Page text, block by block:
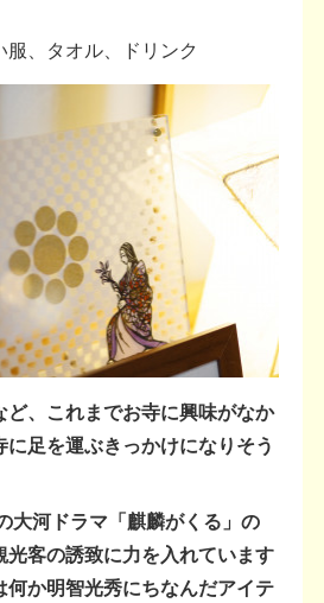
、タオル、ドリンク
、これまでお寺に興味がなか
足を運ぶきっかけになりそう
大河ドラマ「麒麟がくる」の
光客の誘致に力を入れています
か明智光秀にちなんだアイテ